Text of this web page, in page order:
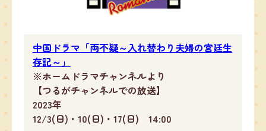
中国ドラマ「両不疑～入れ替わり夫婦の宮廷生
存記～」
※ホームドラマチャンネルより
【つるがチャンネルでの放送】
2023年
12/3(日)・10(日)・17(日) 14:00